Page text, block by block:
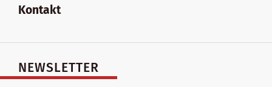
Kontakt
NEWSLETTER